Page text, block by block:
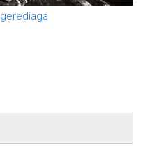
gerediaga